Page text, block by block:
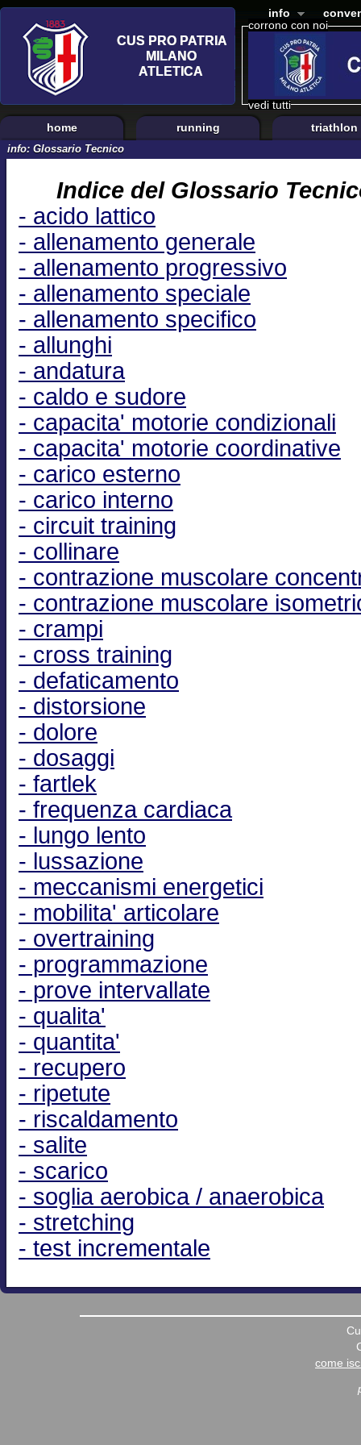
corrono con noi
vedi tutti
info
home running triathlon
info: Glossario Tecnico
Indice del Glossario
- acido lattico
- allenamento generale
- allenamento progressivo
- allenamento speciale
- allenamento specifico
- allunghi
- andatura
- caldo e sudore
- capacita' motorie condizionali
- capacita' motorie coordinative
- carico esterno
- carico interno
- circuit training
- collinare
- contrazione muscolare
- contrazione muscolare
- crampi
- cross training
- defaticamento
- distorsione
- dolore
- dosaggi
- fartlek
- frequenza cardiaca
- lungo lento
- lussazione
- meccanismi energetici
- mobilita' articolare
- overtraining
- programmazione
- prove intervallate
- qualita'
- quantita'
- recupero
- ripetute
- riscaldamento
- salite
- scarico
- soglia aerobica / anaerobica
- stretching
- test incrementale
come